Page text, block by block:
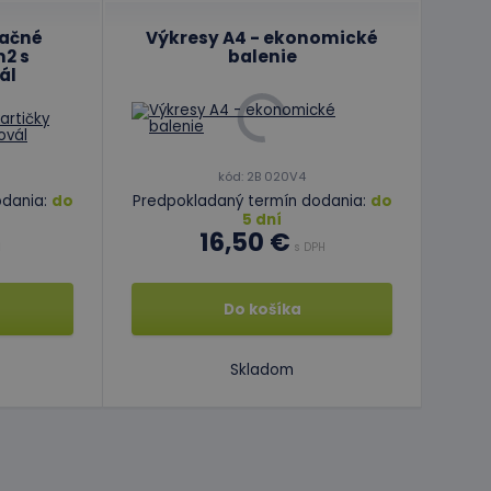
s
do
Výkresy A4 - ekonomické
balenie
kód: 2B 020V4
Predpokladaný termín dodania: do
5 dní
16,50 € s DPH
Do košíka
Skladom
a správa účtu.
na
návštevníkov.
PHP. Toto je
relácií
číslo,
web, ale